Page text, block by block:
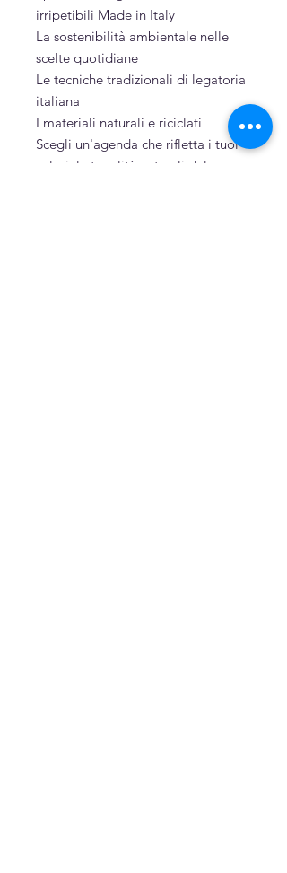
irripetibili Made in Italy
La sostenibilità ambientale nelle
scelte quotidiane
Le tecniche tradizionali di legatoria
italiana
I materiali naturali e riciclati
Scegli un'agenda che rifletta i tuoi
valori: le tonalità naturali del